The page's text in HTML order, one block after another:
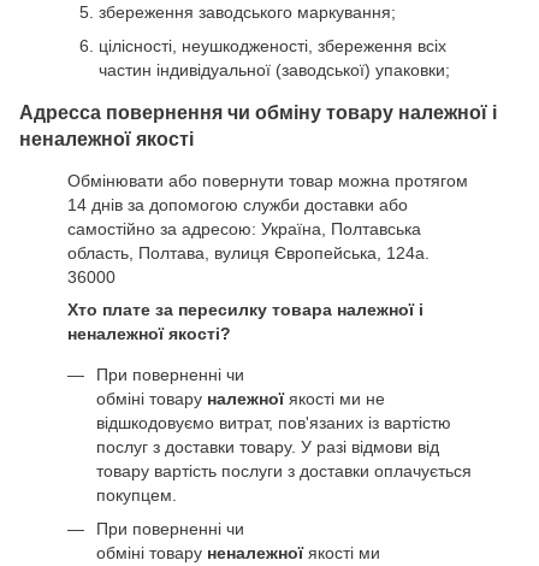
збереження заводського маркування;
цілісності, неушкодженості, збереження всіх
частин індивідуальної (заводської) упаковки;
Адресса повернення чи обміну товару належної і
неналежної якості
Обмінювати або повернути товар можна протягом
14 днів за допомогою служби доставки або
самостійно за адресою: Україна, Полтавська
область, Полтава, вулиця Європейська, 124а.
36000
Хто плате за пересилку товара належної і
неналежної якості?
При поверненні чи
обміні товару належноїякості ми не
відшкодовуємо витрат, пов'язаних із вартістю
послуг з доставки товару. У разі відмови від
товару вартість послуги з доставки оплачується
покупцем.
При поверненні чи
обміні товару неналежноїякості ми